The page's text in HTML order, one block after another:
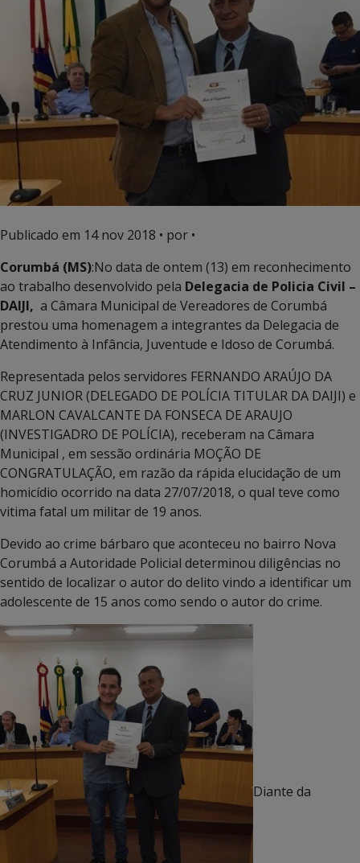
Publicado em 14 nov 2018 • por •
Corumbá (MS):No data de ontem (13) em reconhecimento
ao trabalho desenvolvido pela Delegacia de Policia Civil –
DAIJI, a Câmara Municipal de Vereadores de Corumbá
prestou uma homenagem a integrantes da Delegacia de
Atendimento à Infância, Juventude e Idoso de Corumbá.
Representada pelos servidores FERNANDO ARAÚJO DA
CRUZ JUNIOR (DELEGADO DE POLÍCIA TITULAR DA DAIJI) e
MARLON CAVALCANTE DA FONSECA DE ARAUJO
(INVESTIGADRO DE POLÍCIA), receberam na Câmara
Municipal , em sessão ordinária MOÇÃO DE
CONGRATULAÇÃO, em razão da rápida elucidação de um
homicídio ocorrido na data 27/07/2018, o qual teve como
vitima fatal um militar de 19 anos.
Devido ao crime bárbaro que aconteceu no bairro Nova
Corumbá a Autoridade Policial determinou diligências no
sentido de localizar o autor do delito vindo a identificar um
adolescente de 15 anos como sendo o autor do crime.
Diante da